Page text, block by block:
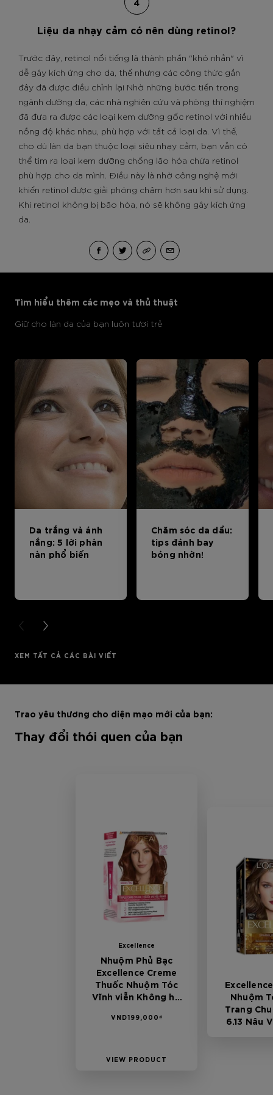
Liệu da nhạy cảm có nên dùng retinol?
Trước đây, retinol nổi tiếng là thành phần "khó nhằn" vì
dễ gây kích ứng cho da, thế nhưng các công thức gần
đây đã được điều chỉnh lại Nhờ những bước tiến trong
ngành dưỡng da, các nhà nghiên cứu và phòng thí nghiệm
đã đưa ra được các loại kem dưỡng gốc retinol với nhiều
nồng độ khác nhau, phù hợp với tất cả loại da. Vì thế,
cho dù làn da bạn thuộc loại siêu nhạy cảm, bạn vẫn có
thể tìm ra loại kem dưỡng chống lão hóa chứa retinol
phù hợp cho da mình. Điều này là nhờ công nghệ mới
khiến retinol được giải phóng chậm hơn sau khi sử dụng.
Khi retinol không bị bão hòa, nó sẽ không gây kích ứng
da.
Tìm hiểu thêm các mẹo và thủ thuật
Giữ cho làn da của bạn luôn tươi trẻ
Da trắng và ánh
nắng: 5 lời phàn
nàn phổ biến
Chăm sóc da dầu:
tips đánh bay
bóng nhờn!
PREVIOUS CARD
NEXT CARD
XEM TẤT CẢ CÁC BÀI VIẾT
Thay đổi thói quen của bạn
Trao yêu thương cho diện mạo mới của bạn:
Excellence
Nhuộm Phủ Bạc
Excellence Creme
Thuốc Nhuộm Tóc
Vĩnh viễn Không hư
VND199,000₫
VIEW PRODUCT
Nhuộm
Trang
6.13 Nâu